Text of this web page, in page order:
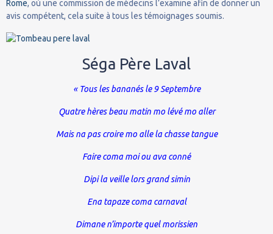
Rome, où une commission de médecins l’examine afin de donner un
avis compétent, cela suite à tous les témoignages soumis.
Séga Père Laval
« Tous les bananés le 9 Septembre
Quatre hères beau matin mo lévé mo aller
Mais na pas croire mo alle la chasse tangue
Faire coma moi ou ava conné
Dipi la veille lors grand simin
Ena tapaze coma carnaval
Dimane n’importe quel morissien